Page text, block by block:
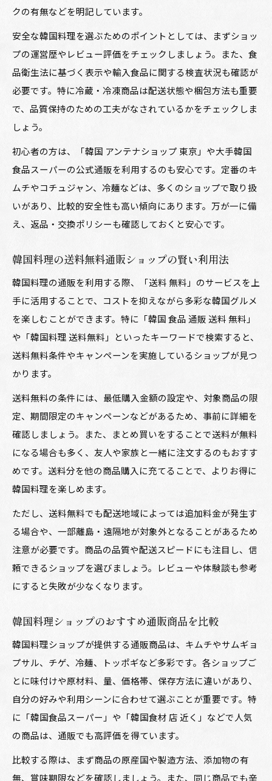
クの有無などを明記しています。
安全な韓国料理を選ぶためのポイントとしては、まずショッ
プの運営歴やレビュー評価をチェックしましょう。また、食
品衛生法に基づく表示や輸入食品に関する検査状況も確認が
必要です。特に冷蔵・冷凍商品は配送状態や梱包方法も重要
で、品質保持のための工夫がなされているかをチェックしま
しょう。
初心者の方は、「韓国 アンテナショップ 東京」や大手韓国
食品スーパーの公式通販を利用するのも安心です。定番のキ
ムチやコチュジャン、冷麺などは、多くのショップで取り扱
いがあり、比較的安全性も高い傾向にあります。万が一に備
え、返品・交換ポリシーも確認しておくと安心です。
韓国料理の送料無料通販ショップの賢い利用法
韓国料理の通販を利用する際、「送料 無料」のサービスを上
手に活用することで、コストを抑えながら多彩な韓国グルメ
を楽しむことができます。特に「韓国 食品 通販 送料 無料」
や「韓国料理 送料無料」といったキーワードで検索すると、
送料無料条件やキャンペーンを実施しているショップが見つ
かります。
送料無料の条件には、最低購入金額の設定や、対象商品の限
定、期間限定のキャンペーンなどがあるため、事前に詳細を
確認しましょう。また、まとめ買いをすることで送料が無料
になる場合も多く、友人や家族と一緒に注文するのもおすす
めです。送料分を他の商品購入に充てることで、よりお得に
韓国料理を楽しめます。
ただし、送料無料でも配送地域によっては追加料金が発生す
る場合や、一部離島・遠隔地が対象外となることがあるため
注意が必要です。商品の品質や配送スピードにも注目し、信
頼できるショップを選びましょう。レビューや体験談も参考
にすると失敗が少なくなります。
韓国料理ショップのおすすめ通販商品を比較
韓国料理ショップが提供する通販商品は、キムチやサムギョ
プサル、チゲ、冷麺、トッポギなど多彩です。各ショップご
とに味付けや原材料、量、価格帯、保存方法に違いがあり、
自分の好みや利用シーンに合わせて選ぶことが重要です。特
に「韓国食品スーパー」や「韓国食材 店 近く」などで人気
の商品は、通販でも高評価を得ています。
比較する際は、まず商品の原産国や製造方法、添加物の有
無、賞味期限などを確認しましょう。また、同じ商品でも辛